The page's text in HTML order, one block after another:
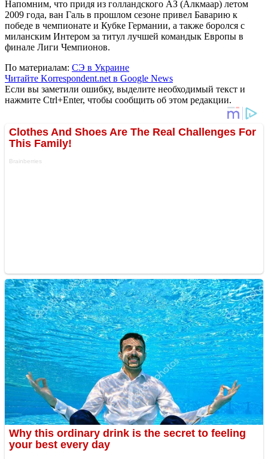
Напомним, что придя из голландского АЗ (Алкмаар) летом
2009 года, ван Галь в прошлом сезоне привел Баварию к
победе в чемпионате и Кубке Германии, а также боролся с
миланским Интером за титул лучшей командык Европы в
финале Лиги Чемпионов.
По материалам: СЭ в Украине
Читайте Korrespondent.net в Google News
Если вы заметили ошибку, выделите необходимый текст и
нажмите Ctrl+Enter, чтобы сообщить об этом редакции.